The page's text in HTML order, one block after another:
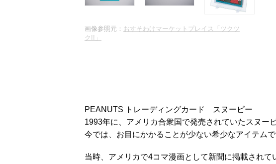
画像参照元： おすそわけマーケットプレイス「ツクツ
ク!!」
PEANUTS トレーディングカード スヌーピー
1993年に、アメリカ合衆国で発売されていたスヌー
今では、お目にかかることが少ない希少なアイテムで
当時、アメリカで4コマ漫画として新聞に掲載され